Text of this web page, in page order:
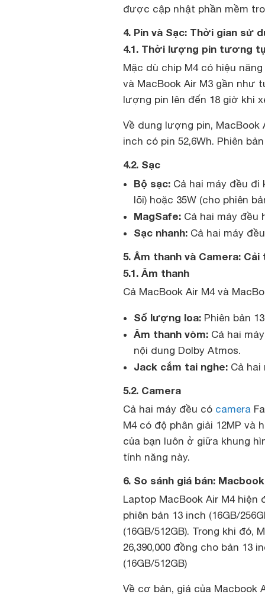
được cập nhật phần mềm
4. Pin và Sạc: Thời gian sử
4.1. Thời lượng pin tương
Mặc dù chip M4 có hiệu
và MacBook Air M3 gần như
lượng pin lên đến 18 giờ khi
Về dung lượng pin, MacBook
inch có pin 52,6Wh. Phiên
4.2. Sạc
Bộ sạc: Cả hai máy đều đi
lõi) hoặc 35W (cho phiên
MagSafe: Cả hai máy đều
Sạc nhanh: Cả hai máy
5. Âm thanh và Camera: Cải
5.1. Âm thanh
Cả MacBook Air M4 và
Số lượng loa: Phiên bản
Âm thanh vòm: Cả hai
nội dung Dolby Atmos.
Jack cắm tai nghe: Cả hai
5.2. Camera
Cả hai máy đều có camera
M4 có độ phân giải 12MP và
của bạn luôn ở giữa khung
tính năng này.
6. So sánh giá bán:
Laptop MacBook Air M4 hiện
phiên bản 13 inch (16GB/
(16GB/512GB). Trong khi
26,390,000 đồng cho bản 13
(16GB/512GB)
Về cơ bản, giá của Macbook